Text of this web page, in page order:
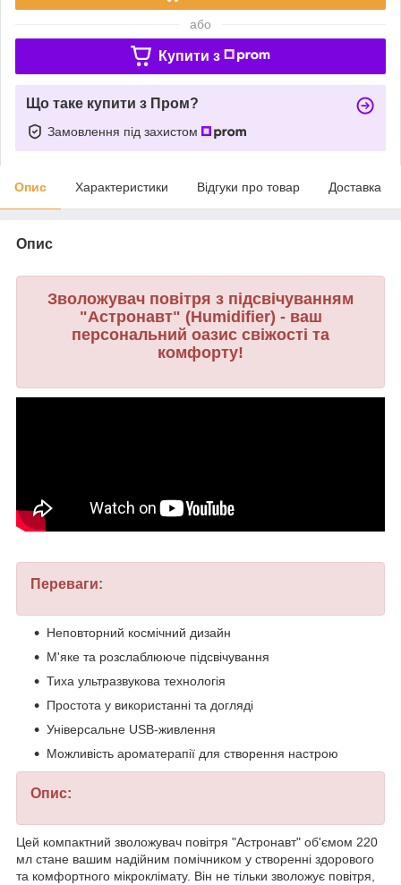
або
Купити з
Що таке купити з Пром?
Замовлення під захистом
Опис Характеристики Відгуки про товар Доставка
Опис
Зволожувач повітря з підсвічуванням
"Астронавт" (Humidifier) ​​- ваш
персональний оазис свіжості та
комфорту!
Переваги:
Неповторний космічний дизайн
М'яке та розслаблююче підсвічування
Тиха ультразвукова технологія
Простота у використанні та догляді
Універсальне USB-живлення
Можливість ароматерапії для створення настрою
Опис:
Цей компактний зволожувач повітря "Астронавт" об'ємом 220
мл стане вашим надійним помічником у створенні здорового
та комфортного мікроклімату. Він не тільки зволожує повітря,